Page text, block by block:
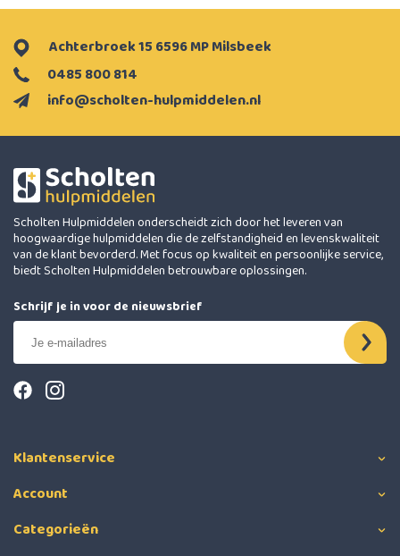
info@scholten-hulpmiddelen.nl
0485 800 814
Achterbroek 15 6596 MP Milsbeek
Scholten Hulpmiddelen onderscheidt zich door het leveren van
hoogwaardige hulpmiddelen die de zelfstandigheid en levenskwaliteit
van de klant bevorderd. Met focus op kwaliteit en persoonlijke service,
biedt Scholten Hulpmiddelen betrouwbare oplossingen.
Schrijf je in voor de nieuwsbrief
Klantenservice
Account
Categorieën